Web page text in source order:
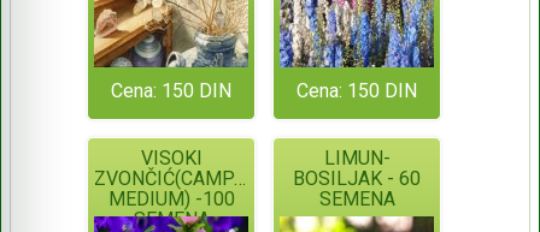
Cena: 150 DIN Cena: 150 DIN
VISOKI
ZVONČIĆ(CAMPANULA
MEDIUM) -100
SEMENA
LIMUN-
BOSILJAK - 60
SEMENA